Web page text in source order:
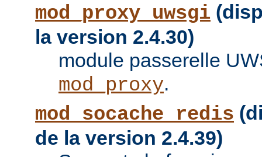
mod_proxy_uwsgi
la version 2.4.30)
module passerelle
mod_proxy.
mod_socache_redis
de la version 2.4.39)